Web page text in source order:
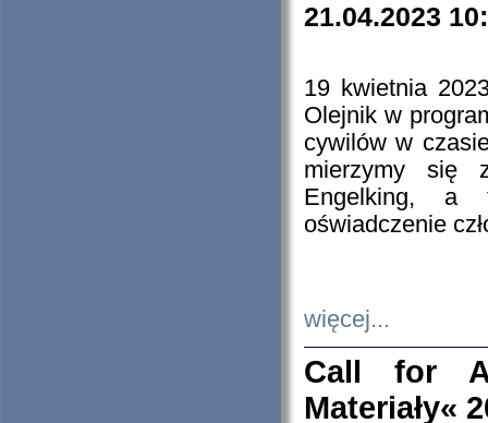
21.04.2023
19 kwietnia
Olejnik w
cywilów w
mierzymy się
Engelking, a
oświadczenie
więcej...
Call for
Materiały«